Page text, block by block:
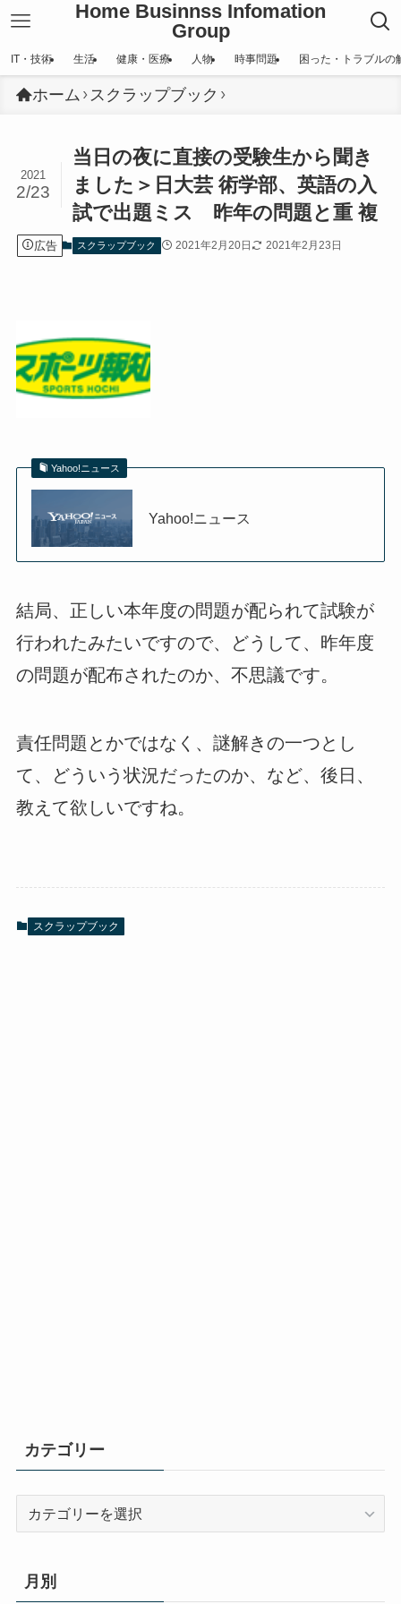
Home Businnss Infomation
Group
IT・技術 生活 健康・医療 人物 時事問題 困った・トラブルの
ホーム スクラップブック
当日の夜に直接の受験生から聞き
ました＞日大芸 術学部、英語の入
試で出題ミス 昨年の問題と重 複
2021
2/23
広告 スクラップブック 2021年2月20日 2021年2月23日
Yahoo!ニュース
Yahoo!ニュース
結局、正しい本年度の問題が配られて試験が
行われたみたいですので、どうして、昨年度
の問題が配布されたのか、不思議です。
責任問題とかではなく、謎解きの一つとし
て、どういう状況だったのか、など、後日、
教えて欲しいですね。
スクラップブック
カテゴリー
リ
ー
月別